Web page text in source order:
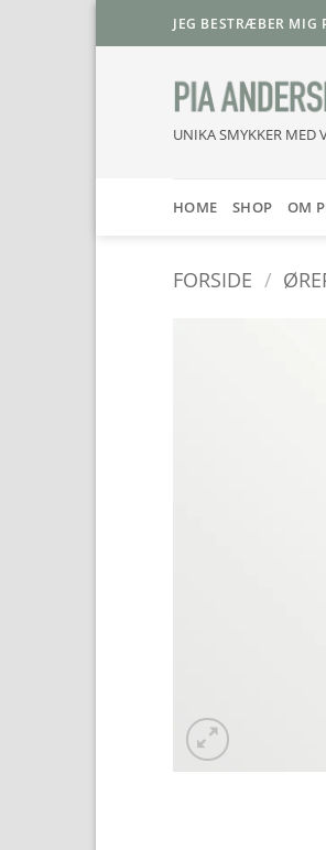
JEG BESTRÆBER MIG
UNIKA SMYKKER MED
HOME SHOP OM
FORSIDE /